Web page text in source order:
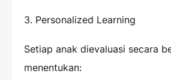
3. Personalized Learning
Setiap anak dievaluasi secara
menentukan: